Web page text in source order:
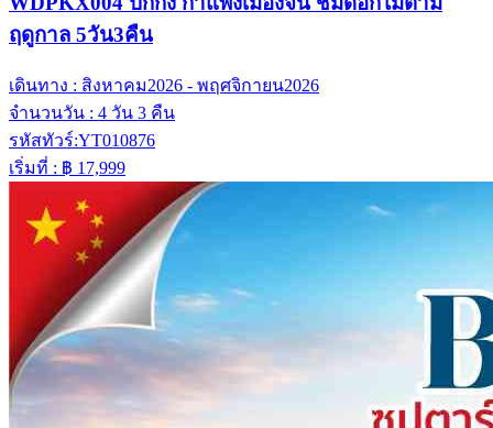
ฤดูกาล 5วัน3คืน
เดินทาง : สิงหาคม2026 - พฤศจิกายน2026
จำนวนวัน : 4 วัน 3 คืน
รหัสทัวร์:YT010876
เริ่มที่ : ฿ 17,999